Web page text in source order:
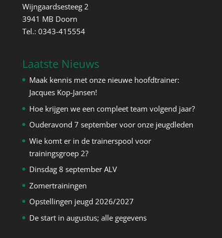
Wijngaardsesteeg 2
3941 MB Doorn
Tel.: 0343-415554
Laatste Nieuws
Maak kennis met onze nieuwe hoofdtrainer:
Jacques Kop-Jansen!
Hoe krijgen we een compleet team volgend jaar?
Ouderavond 7 september voor onze jeugdleden
Wie komt er in de trainerspool voor
trainingsgroep 2?
Dinsdag 8 september ALV
Zomertrainingen
Opstellingen jeugd 2026/2027
De start in augustus; alle gegevens